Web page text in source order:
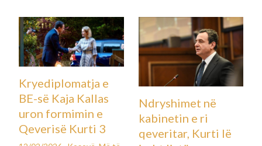
Kryediplomatja e
BE-së Kaja Kallas
uron formimin e
Qeverisë Kurti 3
Ndryshimet në
kabinetin e ri
qeveritar, Kurti lë